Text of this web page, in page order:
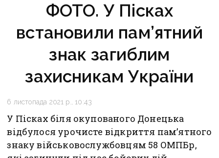
ФОТО. У Пісках
встановили пам’ятний
знак загиблим
захисникам України
6 листопада 2021 р., 10:43
У Пісках біля окупованого Донецька
відбулося урочисте відкриття пам’ятного
знаку військовослужбовцям 58 ОМПБр,